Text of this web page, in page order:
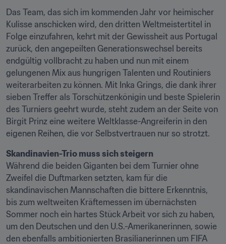
Das Team, das sich im kommenden Jahr vor heimischer
Kulisse anschicken wird, den dritten Weltmeistertitel in
Folge einzufahren, kehrt mit der Gewissheit aus Portugal
zurück, den angepeilten Generationswechsel bereits
endgültig vollbracht zu haben und nun mit einem
gelungenen Mix aus hungrigen Talenten und Routiniers
weiterarbeiten zu können. Mit Inka Grings, die dank ihrer
sieben Treffer als Torschützenkönigin und beste Spielerin
des Turniers geehrt wurde, steht zudem an der Seite von
Birgit Prinz eine weitere Weltklasse-Angreiferin in den
eigenen Reihen, die vor Selbstvertrauen nur so strotzt.
Skandinavien-Trio muss sich steigern
Während die beiden Giganten bei dem Turnier ohne
Zweifel die Duftmarken setzten, kam für die
skandinavischen Mannschaften die bittere Erkenntnis,
bis zum weltweiten Kräftemessen im übernächsten
Sommer noch ein hartes Stück Arbeit vor sich zu haben,
um den Deutschen und den U.S.-Amerikanerinnen, sowie
den ebenfalls ambitionierten Brasilianerinnen um FIFA